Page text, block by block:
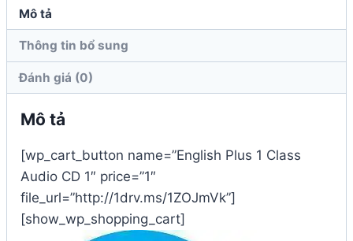
số
lượng
Mô tả
Thông tin bổ sung
Đánh giá (0)
Mô tả
[wp_cart_button name=”English Plus 1 Class
Audio CD 1″ price=”1″
file_url=”http://1drv.ms/1ZOJmVk”]
[show_wp_shopping_cart]